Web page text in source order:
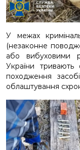
У межах
(незаконне
або вибуховими
України тривають
походження
облаштування